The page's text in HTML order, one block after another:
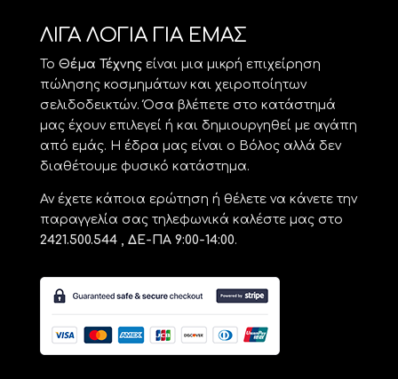
ΛΙΓΑ ΛΟΓΙΑ ΓΙΑ ΕΜΑΣ
Το Θέμα Τέχνηςείναι μια μικρή επιχείρηση
πώλησης κοσμημάτων και χειροποίητων
σελιδοδεικτών. Όσα βλέπετε στο κατάστημά
μας έχουν επιλεγεί ή και δημιουργηθεί με αγάπη
από εμάς. Η έδρα μας είναι ο Βόλος αλλά δεν
διαθέτουμε φυσικό κατάστημα.
Αν έχετε κάποια ερώτηση ή θέλετε να κάνετε την
παραγγελία σας τηλεφωνικά καλέστε μας στο
2421.500.544 , ΔΕ-ΠΑ 9:00-14:00.